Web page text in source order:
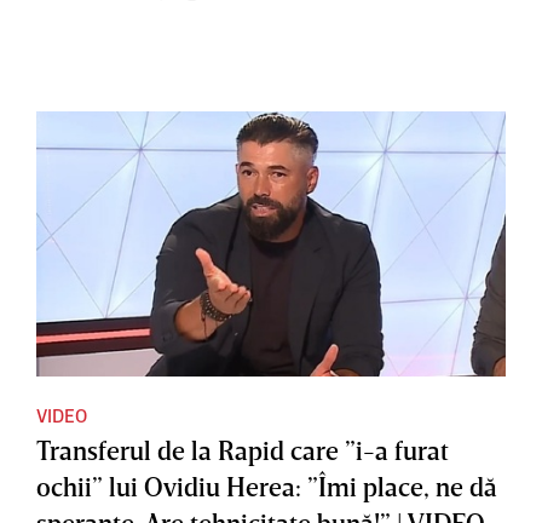
VIDEO
Transferul de la Rapid care ”i-a furat
ochii” lui Ovidiu Herea: ”Îmi place, ne dă